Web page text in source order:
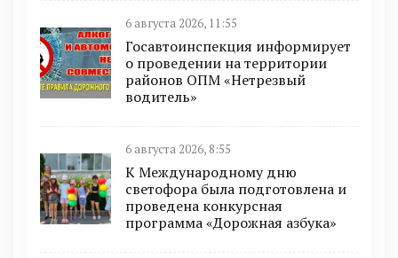
6 августа 2026, 11:55
Госавтоинспекция информирует
о проведении на территории
районов ОПМ «Нетрезвый
водитель»
6 августа 2026, 8:55
К Международному дню
светофора была подготовлена и
проведена конкурсная
программа «Дорожная азбука»